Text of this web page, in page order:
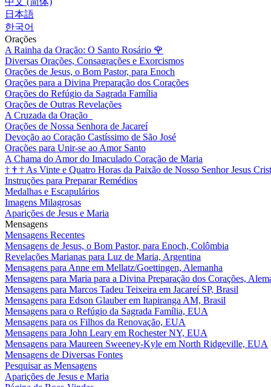
日本語
한국어
Orações
A Rainha da Oração: O Santo Rosário 🌹
Diversas Orações, Consagrações e Exorcismos
Orações de Jesus, o Bom Pastor, para Enoch
Orações para a Divina Preparação dos Corações
Orações do Refúgio da Sagrada Família
Orações de Outras Revelações
A Cruzada da Oração
Orações de Nossa Senhora de Jacareí
Devoção ao Coração Castíssimo de São José
Orações para Unir-se ao Amor Santo
A Chama do Amor do Imaculado Coração de Maria
† † † As Vinte e Quatro Horas da Paixão de Nosso Senhor Jesus
Instruções para Preparar Remédios
Medalhas e Escapulários
Imagens Milagrosas
Aparições de Jesus e Maria
Mensagens
Mensagens Recentes
Mensagens de Jesus, o Bom Pastor, para Enoch, Colômbia
Revelações Marianas para Luz de Maria, Argentina
Mensagens para Anne em Mellatz/Goettingen, Alemanha
Mensagens para Maria para a Divina Preparação dos Corações,
Mensagens para Marcos Tadeu Teixeira em Jacareí SP, Brasil
Mensagens para Edson Glauber em Itapiranga AM, Brasil
Mensagens para o Refúgio da Sagrada Família, EUA
Mensagens para os Filhos da Renovação, EUA
Mensagens para John Leary em Rochester NY, EUA
Mensagens para Maureen Sweeney-Kyle em North Ridgeville, EUA
Mensagens de Diversas Fontes
Pesquisar as Mensagens
Aparições de Jesus e Maria